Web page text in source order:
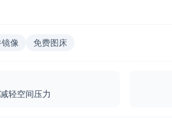
像 免费图床
轻空间压力